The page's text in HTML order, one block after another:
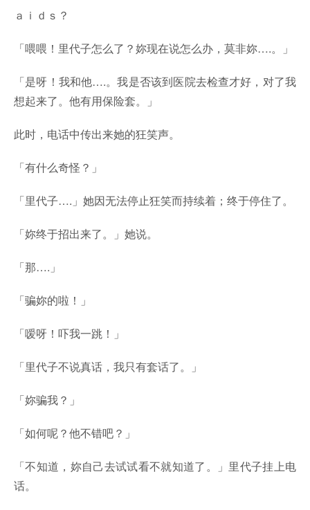
ａｉｄｓ？
「喂喂！里代子怎么了？妳现在说怎么办，莫非妳….。」
「是呀！我和他….。我是否该到医院去检查才好，对了我
想起来了。他有用保险套。」
此时，电话中传出来她的狂笑声。
「有什么奇怪？」
「里代子….」她因无法停止狂笑而持续着；终于停住了。
「妳终于招出来了。」她说。
「那….」
「骗妳的啦！」
「嗳呀！吓我一跳！」
「里代子不说真话，我只有套话了。」
「妳骗我？」
「如何呢？他不错吧？」
「不知道，妳自己去试试看不就知道了。」里代子挂上电
话。